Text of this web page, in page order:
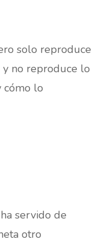
solo reproduce
y no reproduce lo
cómo lo
servido de
otro